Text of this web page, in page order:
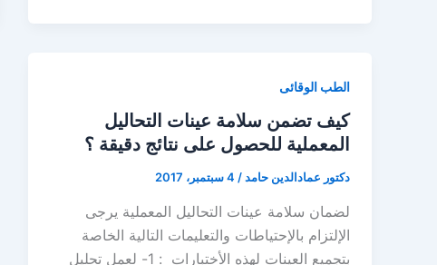
الطب الوقائى
كيف تضمن سلامة عينات التحاليل
المعملية للحصول على نتائج دقيقة ؟
دكتور عمادالدين حامد/ 4 سبتمبر، 2017
لضمان سلامة عينات التحاليل المعملية يرجى
الإلتزام بالإحتياطات والتعليمات التالية الخاصة
بتجميع العينات لهذه الأختبارات : 1- لعمل تحليل